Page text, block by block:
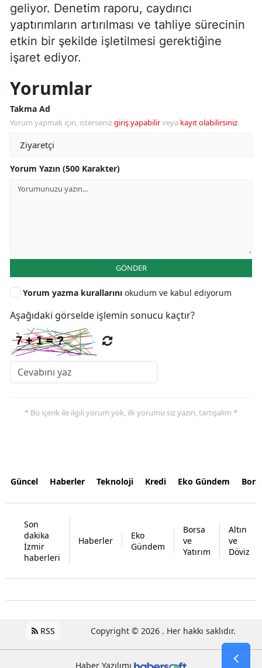
geliyor. Denetim raporu, caydırıcı
yaptırımların artırılması ve tahliye sürecinin
etkin bir şekilde işletilmesi gerektiğine
işaret ediyor.
Yorumlar
Takma Ad
Yorum yapmak için, istersenizgiriş yapabilirveya kayıt olabilirsiniz.
Yorum Yazın (500 Karakter)
GÖNDER
Yorum yazma kurallarını okudum ve kabul ediyorum
Aşağıdaki görselde işlemin sonucu kaçtır?
* Bu içerik ile ilgili yorum yok, ilk yorumu siz yazın, tartışalım *
Güncel Haberler Teknoloji Kredi Eko Gündem
Son
dakika
İzmir
haberleri
Haberler
Eko
Gündem
Borsa
ve
Yatırım
Altın
ve
Döviz
RSS Copyright © 2026 . Her hakkı saklıdır.
Haber Yazılımı